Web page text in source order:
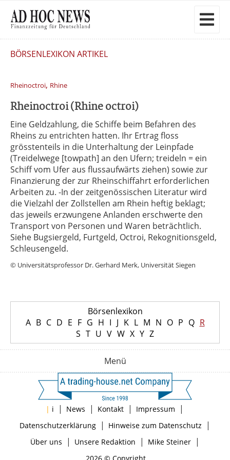
BÖRSENLEXIKON ARTIKEL
Rheinoctroi, Rhine
Rheinoctroi (Rhine octroi)
Eine Geldzahlung, die Schiffe beim Befahren des
Rheins zu entrichten hatten. Ihr Ertrag floss
grösstenteils in die Unterhaltung der Leinpfade
(Treidelwege [towpath] an den Ufern; treideln = ein
Schiff vom Ufer aus flussaufwärts ziehen) sowie zur
Finanzierung der zur Rheinschiffahrt erforderlichen
Arbeiten zu. -In der zeitgenössischen Literatur wird
die Vielzahl der Zollstellen am Rhein heftig beklagt;
das jeweils erzwungene Anlanden erschwerte den
Transport von Personen und Waren beträchtlich.
Siehe Bugsiergeld, Furtgeld, Octroi, Rekognitionsgeld,
Schleusengeld.
© Universitätsprofessor Dr. Gerhard Merk, Universität Siegen
Börsenlexikon
A B C D E F G H I J K L M N O P Q R
S T U V W X Y Z
Menü
| i | News | Kontakt | Impressum |
Datenschutzerklärung| Hinweise zum Datenschutz |
Über uns | Unsere Redaktion | Mike Steiner|